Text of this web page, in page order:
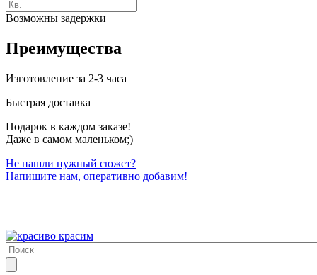
Возможны задержки
Преимущества
Изготовление за 2-3 часа
Быстрая доставка
Подарок в каждом заказе!
Даже в самом маленьком;)
Не нашли нужный сюжет?
Напишите нам, оперативно добавим!